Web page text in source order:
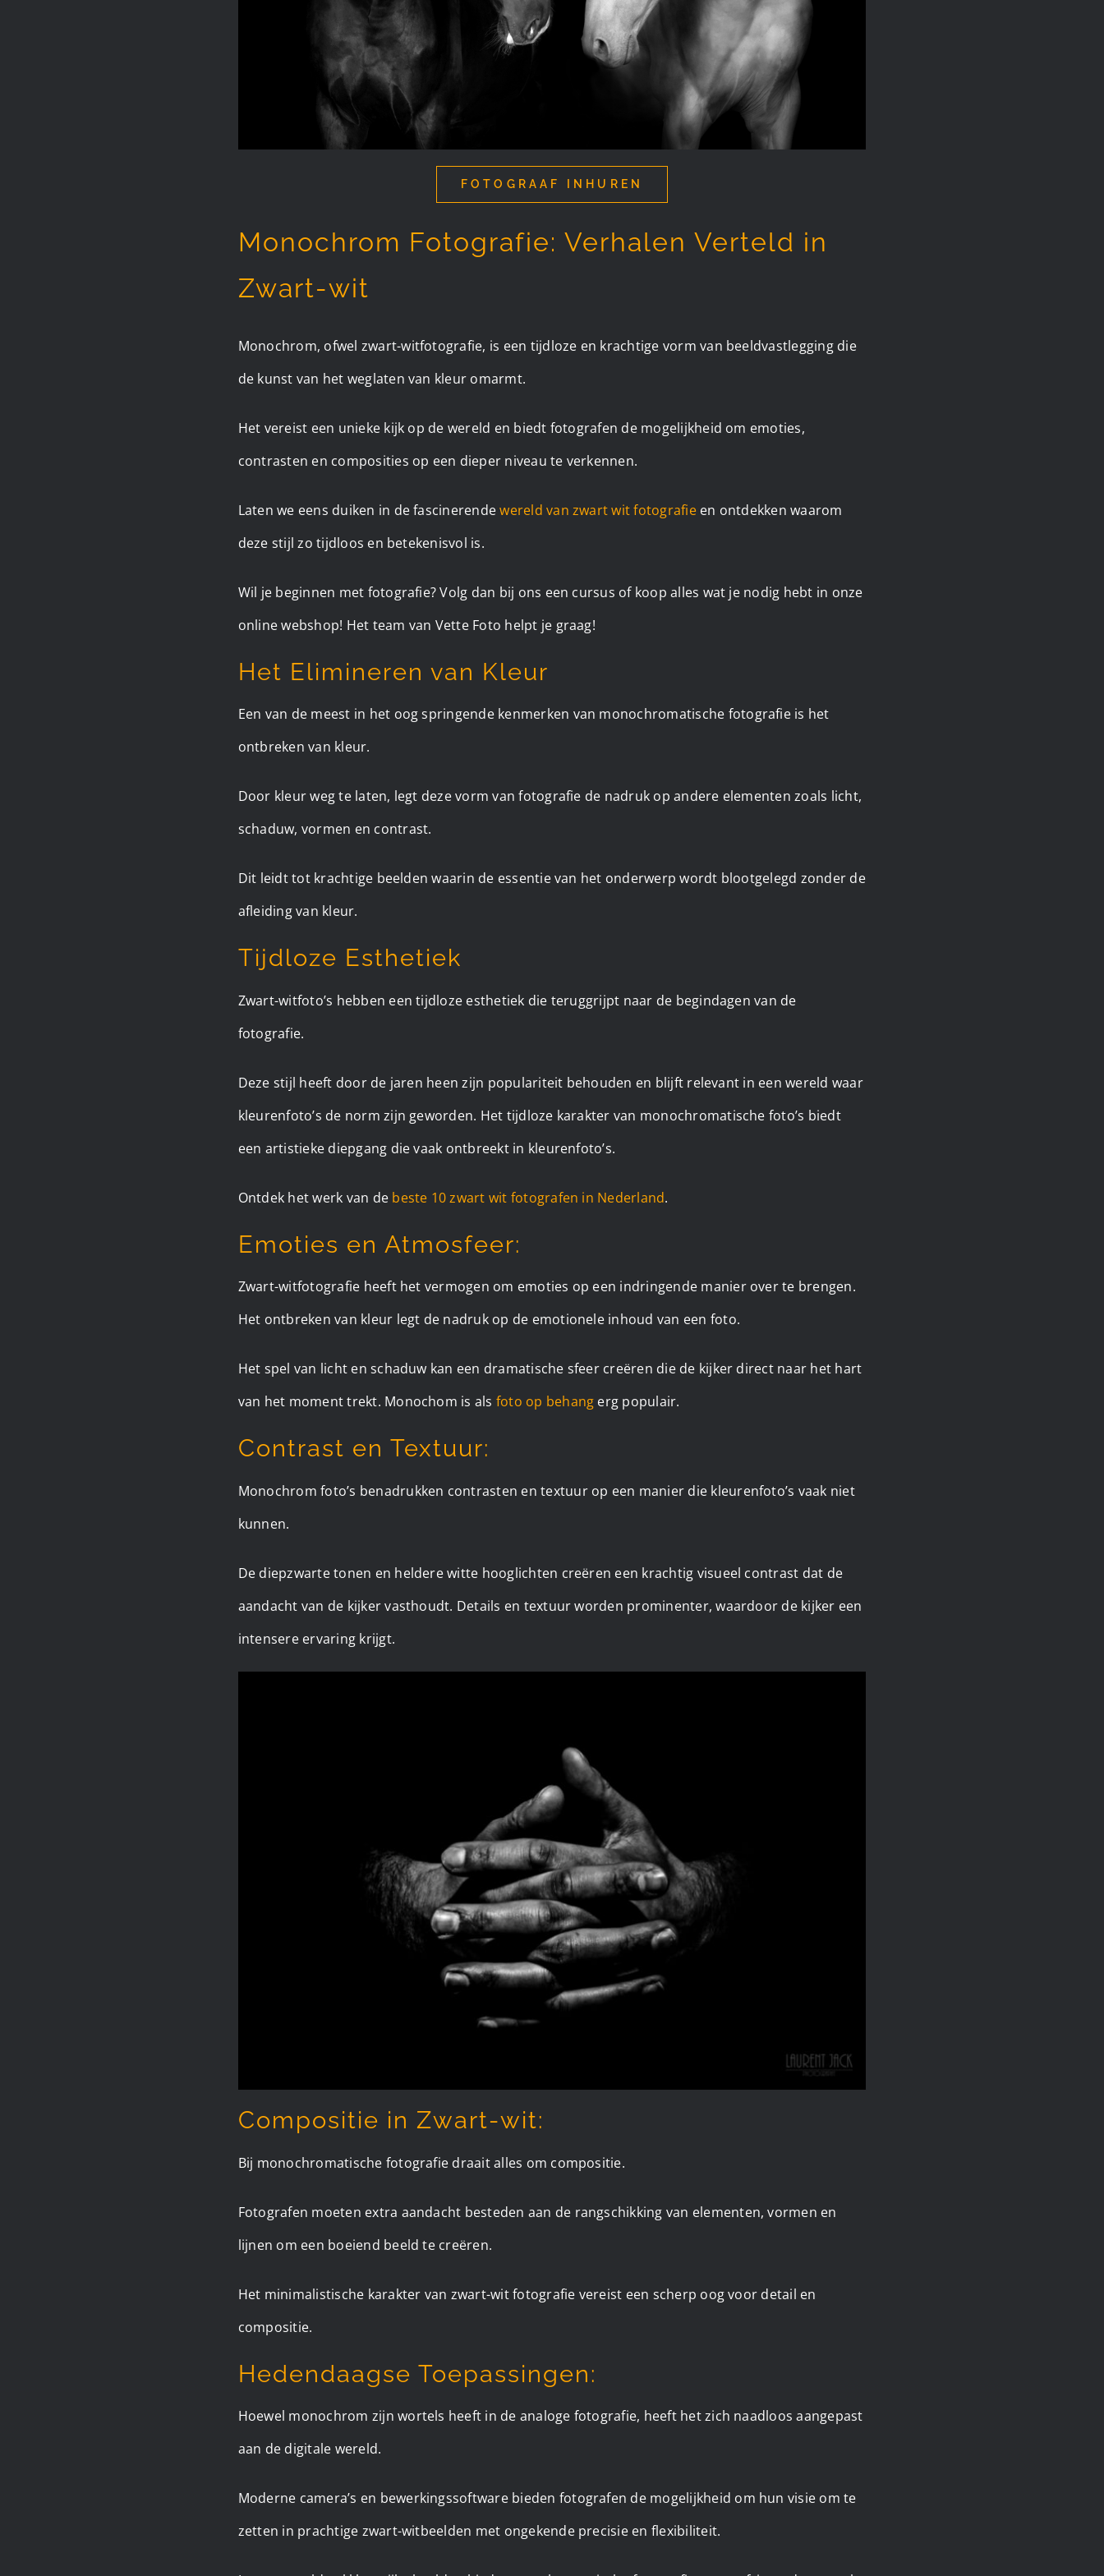
FOTOGRAAF INHUREN
Monochrom Fotografie: Verhalen Verteld in
Zwart-wit
Monochrom, ofwel zwart-witfotografie, is een tijdloze en krachtige vorm van beeldvastlegging die
de kunst van het weglaten van kleur omarmt.
Het vereist een unieke kijk op de wereld en biedt fotografen de mogelijkheid om emoties,
contrasten en composities op een dieper niveau te verkennen.
Laten we eens duiken in de fascinerendewereld van zwart wit fotografieen ontdekken waarom
deze stijl zo tijdloos en betekenisvol is.
Wil je beginnen met fotografie? Volg dan bij ons een cursus of koop alles wat je nodig hebt in onze
online webshop! Het team van Vette Foto helpt je graag!
Het Elimineren van Kleur
Een van de meest in het oog springende kenmerken van monochromatische fotografie is het
ontbreken van kleur.
Door kleur weg te laten, legt deze vorm van fotografie de nadruk op andere elementen zoals licht,
schaduw, vormen en contrast.
Dit leidt tot krachtige beelden waarin de essentie van het onderwerp wordt blootgelegd zonder de
afleiding van kleur.
Tijdloze Esthetiek
Zwart-witfoto’s hebben een tijdloze esthetiek die teruggrijpt naar de begindagen van de
fotografie.
Deze stijl heeft door de jaren heen zijn populariteit behouden en blijft relevant in een wereld waar
kleurenfoto’s de norm zijn geworden. Het tijdloze karakter van monochromatische foto’s biedt
een artistieke diepgang die vaak ontbreekt in kleurenfoto’s.
Ontdek het werk van de beste 10 zwart wit fotografen in Nederland.
Emoties en Atmosfeer:
Zwart-witfotografie heeft het vermogen om emoties op een indringende manier over te brengen.
Het ontbreken van kleur legt de nadruk op de emotionele inhoud van een foto.
Het spel van licht en schaduw kan een dramatische sfeer creëren die de kijker direct naar het hart
van het moment trekt. Monochom is als foto op behang erg populair.
Contrast en Textuur:
Monochrom foto’s benadrukken contrasten en textuur op een manier die kleurenfoto’s vaak niet
kunnen.
De diepzwarte tonen en heldere witte hooglichten creëren een krachtig visueel contrast dat de
aandacht van de kijker vasthoudt. Details en textuur worden prominenter, waardoor de kijker een
intensere ervaring krijgt.
Compositie in Zwart-wit:
Bij monochromatische fotografie draait alles om compositie.
Fotografen moeten extra aandacht besteden aan de rangschikking van elementen, vormen en
lijnen om een boeiend beeld te creëren.
Het minimalistische karakter van zwart-wit fotografie vereist een scherp oog voor detail en
compositie.
Hedendaagse Toepassingen:
Hoewel monochrom zijn wortels heeft in de analoge fotografie, heeft het zich naadloos aangepast
aan de digitale wereld.
Moderne camera’s en bewerkingssoftware bieden fotografen de mogelijkheid om hun visie om te
zetten in prachtige zwart-witbeelden met ongekende precisie en flexibiliteit.